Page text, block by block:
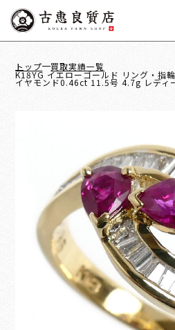
トップ 買取実績一覧
K18YG イエローゴールド リング・指
イヤモンド0.46ct 11.5号 4.7g レディ